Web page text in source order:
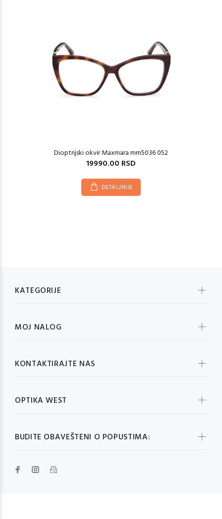
Dioptrijski okvir Maxmara mm5036 052
19990.00 RSD
DETALJNIJE
BUDITE OBAVEŠTENI O POPUSTIMA:
KATEGORIJE
MOJ NALOG
KONTAKTIRAJTE NAS
OPTIKA WEST